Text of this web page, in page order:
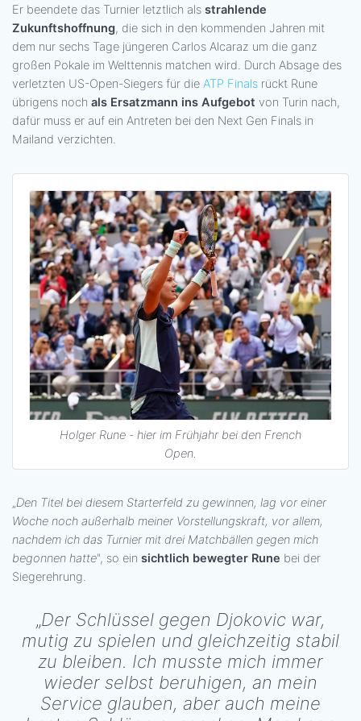
Er beendete das Turnier letztlich als strahlende
Zukunftshoffnung, die sich in den kommenden Jahren mit
dem nur sechs Tage jüngeren Carlos Alcaraz um die ganz
großen Pokale im Welttennis matchen wird. Durch Absage des
verletzten US-Open-Siegers für die ATP Finals rückt Rune
übrigens noch als Ersatzmann ins Aufgebot von Turin nach,
dafür muss er auf ein Antreten bei den Next Gen Finals in
Mailand verzichten.
Holger Rune - hier im Frühjahr bei den French
Open.
„Den Titel bei diesem Starterfeld zu gewinnen, lag vor einer
Woche noch außerhalb meiner Vorstellungskraft, vor allem,
nachdem ich das Turnier mit drei Matchbällen gegen mich
begonnen hatte", so ein sichtlich bewegter Rune bei der
Siegerehrung.
„Der Schlüssel gegen Djokovic war,
mutig zu spielen und gleichzeitig stabil
zu bleiben. Ich musste mich immer
wieder selbst beruhigen, an mein
Service glauben, aber auch meine